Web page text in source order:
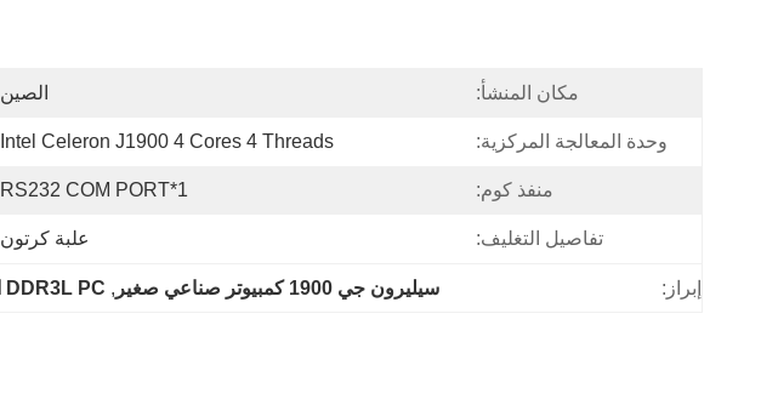
مكان المنشأ: الصين
وحدة المعالجة المركزية: Intel Celeron J1900 4 Cores 4 Threads
منفذ كوم: 1*RS232 COM PORT
تفاصيل التغليف: علبة كرتون
إبراز: سيليرون جي 1900 كمبيوتر صناعي صغير , DDR3L PC الصناعي